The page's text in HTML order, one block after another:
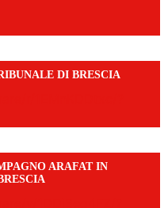
DI BRESCIA
ARAFAT IN